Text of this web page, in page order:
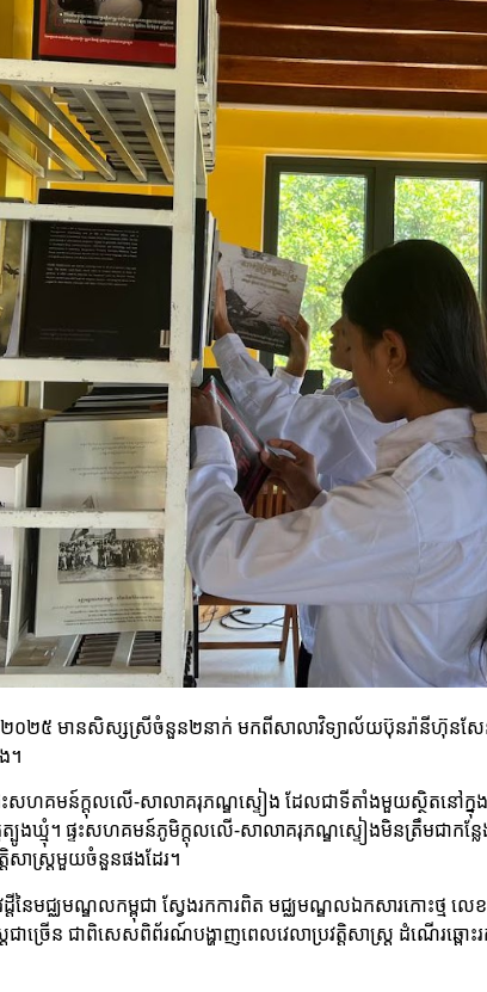
នាំ២០២៥ មានសិស្សស្រីចំនួន២នាក់ មកពីសាលាវិទ្យាល័យប៊ុនរ៉ានីហ៊ុនសែ
។
ពីផ្ទះសហគមន៍ក្ដុលលើ-សាលាគរុភណ្ឌស្ទៀង ដែលជាទីតាំងមួយស្ថិតនៅក្
ងឃ្មុំ។ ផ្ទះសហគមន៍ភូមិក្ដុលលើ-សាលាគរុភណ្ឌស្ទៀងមិនត្រឹមជាកន្
សាស្រ្តមួយចំនួនផងដែរ។
ដ្ដីនៃមជ្ឈមណ្ឌលកម្ពុជា ស្វែងរកការពិត មជ្ឈមណ្ឌលឯកសារកោះថ្ម
តជាច្រើន ជាពិសេសពិព័រណ៍បង្ហាញពេលវេលាប្រវត្តិសាស្រ្ត ដំណើរ